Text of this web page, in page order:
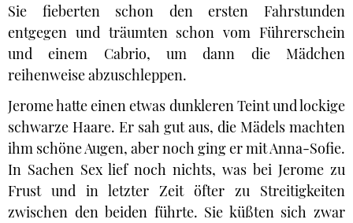
Sie fieberten schon den ersten Fahrstunden
entgegen und träumten schon vom Führerschein
und einem Cabrio, um dann die Mädchen
reihenweise abzuschleppen.
Jerome hatte einen etwas dunkleren Teint und lockige
schwarze Haare. Er sah gut aus, die Mädels machten
ihm schöne Augen, aber noch ging er mit Anna-Sofie.
In Sachen Sex lief noch nichts, was bei Jerome zu
Frust und in letzter Zeit öfter zu Streitigkeiten
zwischen den beiden führte. Sie küßten sich zwar